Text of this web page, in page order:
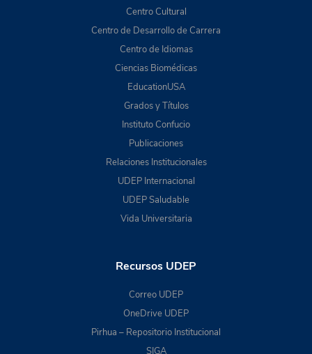
Centro Cultural
Centro de Desarrollo de Carrera
Centro de Idiomas
Ciencias Biomédicas
EducationUSA
Grados y Títulos
Instituto Confucio
Publicaciones
Relaciones Institucionales
UDEP Internacional
UDEP Saludable
Vida Universitaria
Recursos UDEP
Correo UDEP
OneDrive UDEP
Pirhua – Repositorio Institucional
SIGA